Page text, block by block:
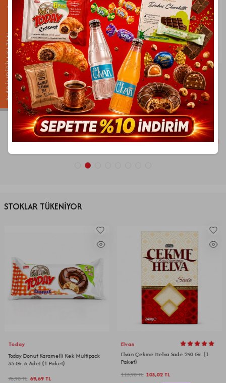
%10 İNDİRİM KAZANElvan
Elvan Madlen Special 160 Gr. (1 Kutu)
115,90TL 104,03TL
10 İndirim Son 1 Ürün
SEPETE EKLE
Fiorella
Fiorella Sütlü Baton Çikolata 220 Gr. (1
Kutu)
324,90 TL 291,89TL
%10 İndirim Son 3 Ürün
SEPETE EKLE
STOKLAR TÜKENİYOR
Today
Today Donut Karamelli Kek Multipack
35 Gr. 6 Adet (1 Paket)
76,90TL 69,69TL
Elvan
Elvan Çekme Helva Sade 240 Gr. (1
Paket)
113,90TL 103,02TL